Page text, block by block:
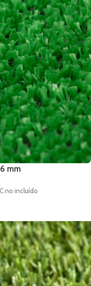
mm
no incluído